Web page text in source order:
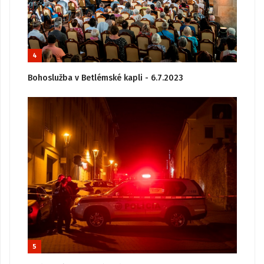
4
Bohoslužba v Betlémské kapli - 6.7.2023
5